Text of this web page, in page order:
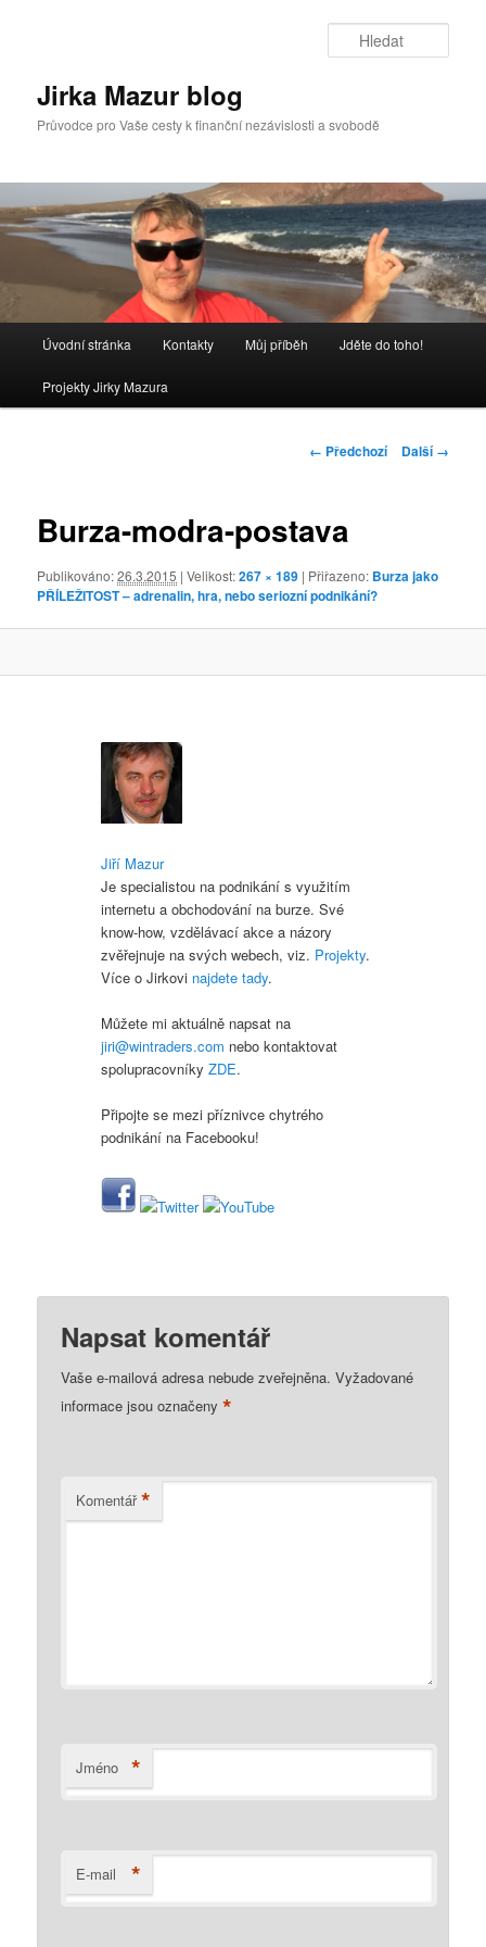
Jirka Mazur blog
Průvodce pro Vaše cesty k finanční nezávislosti a svobodě
navigační
Úvodní stránka Kontakty Můj příběh Jděte do toho!
Projekty Jirky Mazura
Navigace
← Předchozí Další →
Burza-modra-postava
Publikováno:26.3.2015 | Velikost:267 × 189 | Přiřazeno: Burza jako
PŘÍLEŽITOST – adrenalin, hra, nebo seriozní podnikání?
Jiří Mazur
Je specialistou na podnikání s využitím
internetu a obchodování na burze. Své
know-how, vzdělávací akce a názory
zvěřejnuje na svých webech, viz. Projekty.
Více o Jirkovi najdete tady.
Můžete mi aktuálně napsat na
jiri@wintraders.com nebo kontaktovat
spolupracovníkyZDE.
Připojte se mezi příznivce chytrého
podnikání na Facebooku!
Napsat komentář
Vaše e-mailová adresa nebude zveřejněna. Vyžadované
informace jsou označeny*
Komentář *
Jméno *
E-mail *